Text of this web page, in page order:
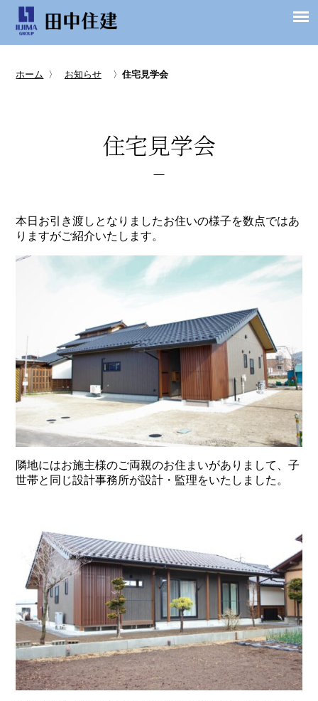
ホーム 〉 お知らせ 〉住宅見学会
住宅見学会
本日お引き渡しとなりましたお住いの様子を数点ではあ
りますがご紹介いたします。
隣地にはお施主様のご両親のお住まいがありまして、子
世帯と同じ設計事務所が設計・監理をいたしました。